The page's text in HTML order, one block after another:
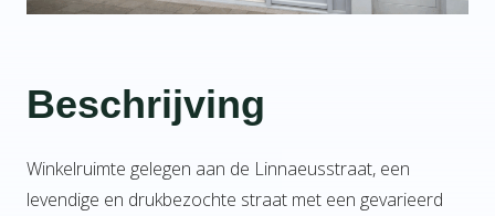
Beschrijving
Winkelruimte gelegen aan de Linnaeusstraat, een
levendige en drukbezochte straat met een gevarieerd